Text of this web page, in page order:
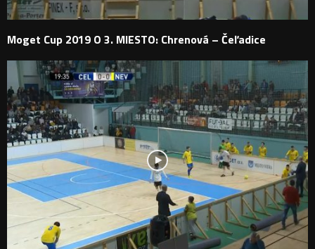
Moget Cup 2019 O 3. MIESTO: Chrenová – Čeľadice